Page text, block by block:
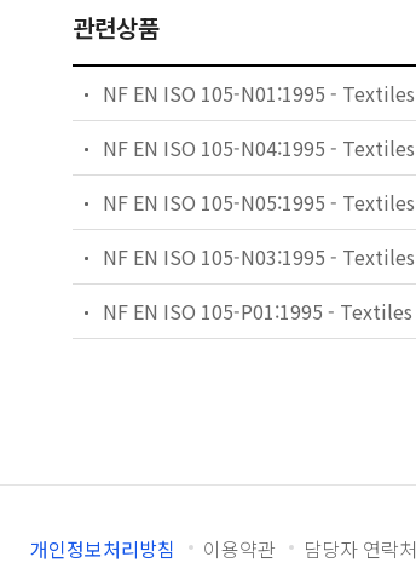
관련상품
개인정보처리방침 이용약관 담당자 연락처